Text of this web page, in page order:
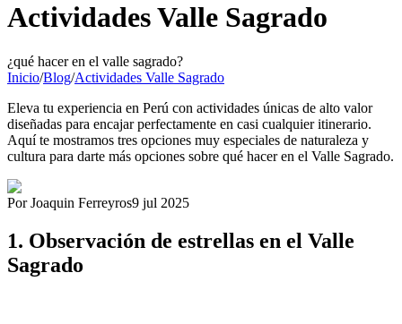
Actividades Valle Sagrado
¿qué hacer en el valle sagrado?
Inicio/Blog/Actividades Valle Sagrado
Eleva tu experiencia en Perú con actividades únicas de alto valor
diseñadas para encajar perfectamente en casi cualquier itinerario.
Aquí te mostramos tres opciones muy especiales de naturaleza y
cultura para darte más opciones sobre qué hacer en el Valle Sagrado.
Por Joaquin Ferreyros9 jul 2025
1. Observación de estrellas en el Valle
Sagrado